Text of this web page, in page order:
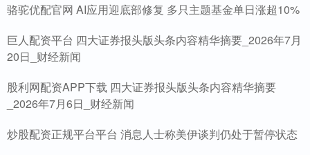
骆驼优配官网 AI应用迎底部修复 多只主题基金单日涨超10%
巨人配资平台 四大证券报头版头条内容精华摘要_2026年7月
20日_财经新闻
股利网配资APP下载 四大证券报头版头条内容精华摘要
_2026年7月6日_财经新闻
炒股配资正规平台平台 消息人士称美伊谈判仍处于暂停状态